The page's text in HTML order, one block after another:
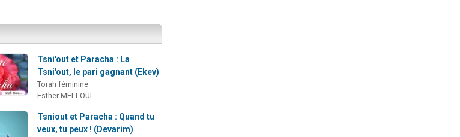
Tsni'out et Paracha : La
Tsni'out, le pari gagnant (Ekev)
Torah féminine
Esther MELLOUL
Tsniout et Paracha : Quand tu
veux, tu peux ! (Devarim)